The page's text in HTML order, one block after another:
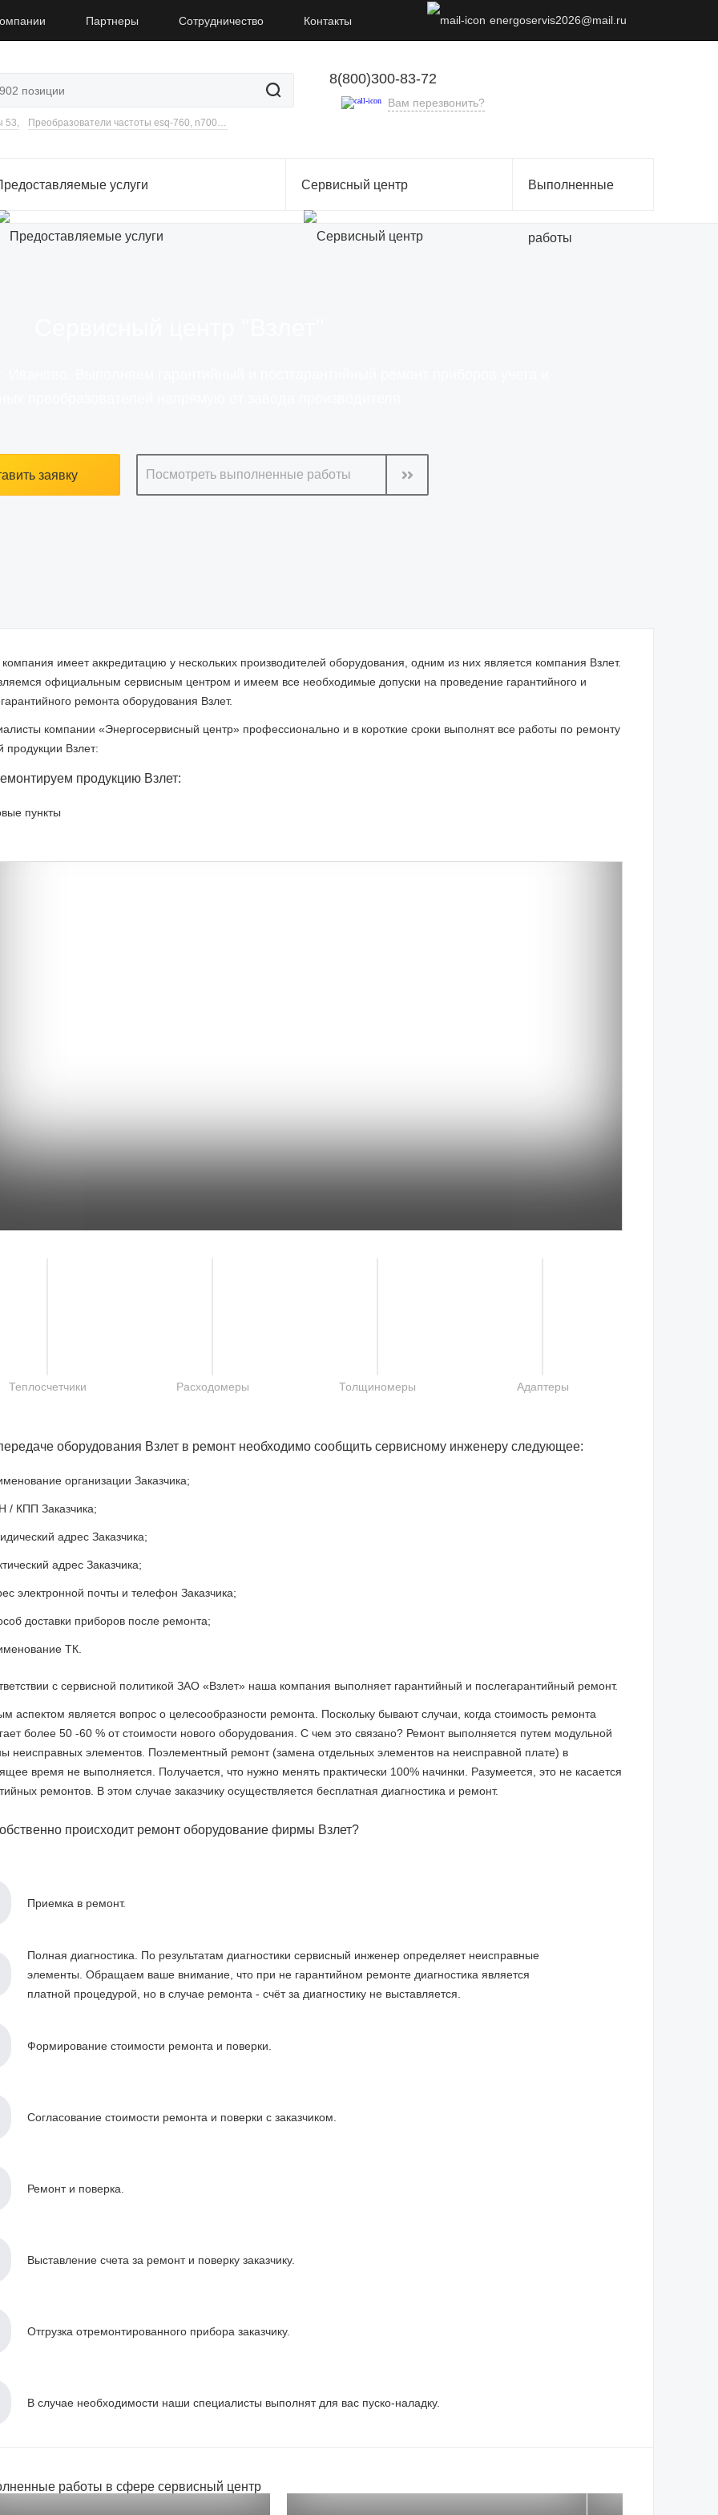
Партнеры Сотрудничество Контакты energoservis2026@mail.ru
53, Преобразователи частоты esq-760, n700e, n700v, vlt hvac basic drive fc 101
8(800)300-83-72
Вам перезвонить?
услуги Сервисный центр Выполненные
работы
заявку Посмотреть выполненные работы
имеет аккредитацию у нескольких производителей оборудования, одним из них является компания Взлет.
официальным сервисным центром и имеем все необходимые допуски на проведение гарантийного и
ремонта оборудования Взлет.
компании «Энергосервисный центр» профессионально и в короткие сроки выполнят все работы по ремонту
продукции Взлет:
продукцию Взлет:
пункты
Теплосчетчики Расходомеры Толщиномеры Адаптеры
оборудования Взлет в ремонт необходимо сообщить сервисному инженеру следующее:
организации Заказчика;
/ КПП Заказчика;
адрес Заказчика;
адрес Заказчика;
электронной почты и телефон Заказчика;
доставки приборов после ремонта;
ТК.
с сервисной политикой ЗАО «Взлет» наша компания выполняет гарантийный и послегарантийный ремонт.
аспектом является вопрос о целесообразности ремонта. Поскольку бывают случаи, когда стоимость ремонта
более 50 -60 % от стоимости нового оборудования. С чем это связано? Ремонт выполняется путем модульной
неисправных элементов. Поэлементный ремонт (замена отдельных элементов на неисправной плате) в
время не выполняется. Получается, что нужно менять практически 100% начинки. Разумеется, это не касается
ремонтов. В этом случае заказчику осуществляется бесплатная диагностика и ремонт.
происходит ремонт оборудование фирмы Взлет?
Приемка в ремонт.
Полная диагностика. По результатам диагностики сервисный инженер определяет неисправные
элементы. Обращаем ваше внимание, что при не гарантийном ремонте диагностика является
платной процедурой, но в случае ремонта - счёт за диагностику не выставляется.
Формирование стоимости ремонта и поверки.
Согласование стоимости ремонта и поверки с заказчиком.
Ремонт и поверка.
Выставление счета за ремонт и поверку заказчику.
Отгрузка отремонтированного прибора заказчику.
В случае необходимости наши специалисты выполнят для вас пуско-наладку.
работы в сфере сервисный центр